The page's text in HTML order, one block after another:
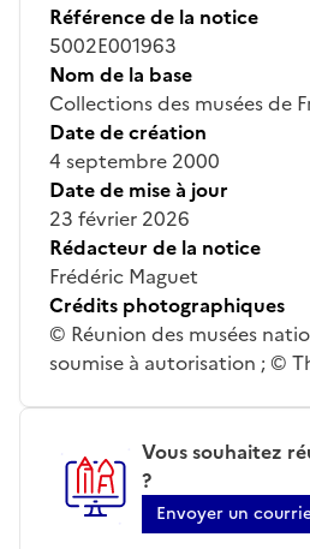
Référence de la notice
5002E001963
Nom de la base
Collections des musées de
Date de création
4 septembre 2000
Date de mise à jour
23 février 2026
Rédacteur de la notice
Frédéric Maguet
Crédits photographiques
© Réunion des musées
soumise à autorisation ; ©
Vous souhaitez
?
Envoyer un